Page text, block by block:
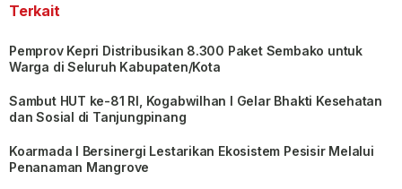
Terkait
Pemprov Kepri Distribusikan 8.300 Paket Sembako untuk
Warga di Seluruh Kabupaten/Kota
Sambut HUT ke-81 RI, Kogabwilhan I Gelar Bhakti Kesehatan
dan Sosial di Tanjungpinang
Koarmada I Bersinergi Lestarikan Ekosistem Pesisir Melalui
Penanaman Mangrove